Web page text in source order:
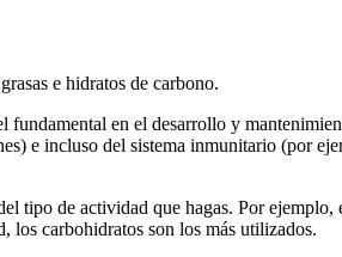
e hidratos de carbono.
fundamental en el desarrollo y
e incluso del sistema inmunitario (por
tipo de actividad que hagas. Por ejemplo,
los carbohidratos son los más utilizados.